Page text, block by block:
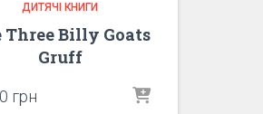
ДИТЯЧІ КНИГИ
Three Billy Goats
Gruff
грн